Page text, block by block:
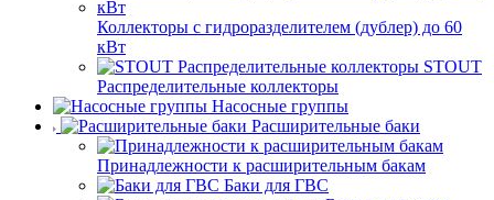
Коллекторы с гидроразделителем (дублер) до 60
кВт
STOUT
Распределительные коллекторы
Насосные группы
Расширительные баки
Принадлежности к расширительным бакам
Баки для ГВС